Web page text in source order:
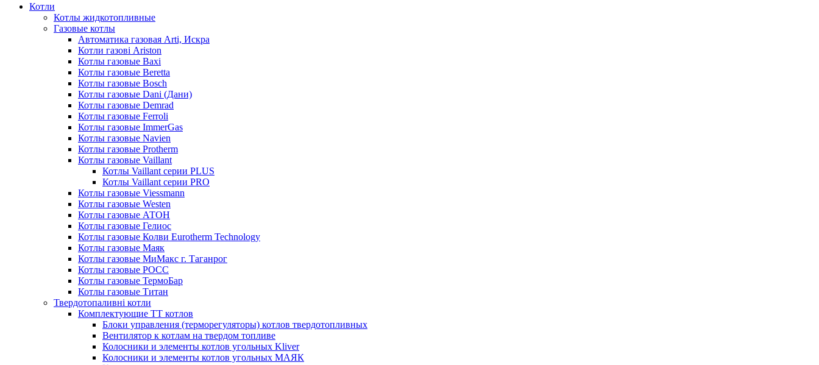
Котли
Котлы жидкотопливные
Газовые котлы
Автоматика газовая Arti, Искра
Котли газові Ariston
Котлы газовые Baxi
Котлы газовые Beretta
Котлы газовые Bosch
Котлы газовые Dani (Дани)
Котлы газовые Demrad
Котлы газовые Ferroli
Котлы газовые ImmerGas
Котлы газовые Navien
Котлы газовые Protherm
Котлы газовые Vaillant
Котлы Vaillant серии PLUS
Котлы Vaillant серии PRO
Котлы газовые Viessmann
Котлы газовые Westen
Котлы газовые АТОН
Котлы газовые Гелиос
Котлы газовые Колви Eurotherm Technology
Котлы газовые Маяк
Котлы газовые МиМакс г. Таганрог
Котлы газовые РОСС
Котлы газовые ТермоБар
Котлы газовые Титан
Твердотопаливні котли
Комплектующие ТТ котлов
Блоки управления (терморегуляторы) котлов твердотопливных
Вентилятор к котлам на твердом топливе
Колосники и элементы котлов угольных Kliver
Колосники и элементы котлов угольных МАЯК